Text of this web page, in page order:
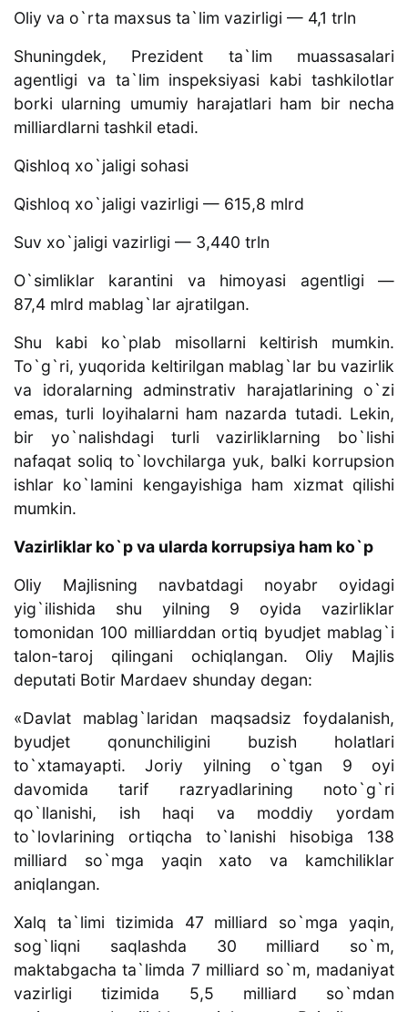
Oliy va o`rta maxsus ta`lim vazirligi — 4,1 trln
Shuningdek, Prezident ta`lim muassasalari
agentligi va ta`lim inspeksiyasi kabi tashkilotlar
borki ularning umumiy harajatlari ham bir necha
milliardlarni tashkil etadi.
Qishloq xo`jaligi sohasi
Qishloq xo`jaligi vazirligi — 615,8 mlrd
Suv xo`jaligi vazirligi — 3,440 trln
O`simliklar karantini va himoyasi agentligi —
87,4 mlrd mablag`lar ajratilgan.
Shu kabi ko`plab misollarni keltirish mumkin.
To`g`ri, yuqorida keltirilgan mablag`lar bu vazirlik
va idoralarning adminstrativ harajatlarining o`zi
emas, turli loyihalarni ham nazarda tutadi. Lekin,
bir yo`nalishdagi turli vazirliklarning bo`lishi
nafaqat soliq to`lovchilarga yuk, balki korrupsion
ishlar ko`lamini kengayishiga ham xizmat qilishi
mumkin.
Vazirliklar ko`p va ularda korrupsiya ham ko`p
Oliy Majlisning navbatdagi noyabr oyidagi
yig`ilishida shu yilning 9 oyida vazirliklar
tomonidan 100 milliarddan ortiq byudjet mablag`i
talon-taroj qilingani ochiqlangan. Oliy Majlis
deputati Botir Mardaev shunday degan:
«Davlat mablag`laridan maqsadsiz foydalanish,
byudjet qonunchiligini buzish holatlari
to`xtamayapti. Joriy yilning o`tgan 9 oyi
davomida tarif razryadlarining noto`g`ri
qo`llanishi, ish haqi va moddiy yordam
to`lovlarining ortiqcha to`lanishi hisobiga 138
milliard so`mga yaqin xato va kamchiliklar
aniqlangan.
Xalq ta`limi tizimida 47 milliard so`mga yaqin,
sog`liqni saqlashda 30 milliard so`m,
maktabgacha ta`limda 7 milliard so`m, madaniyat
vazirligi tizimida 5,5 milliard so`mdan